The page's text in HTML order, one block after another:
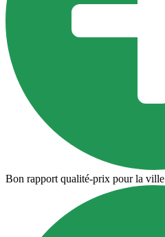
Bon rapport qualité-prix pour la ville